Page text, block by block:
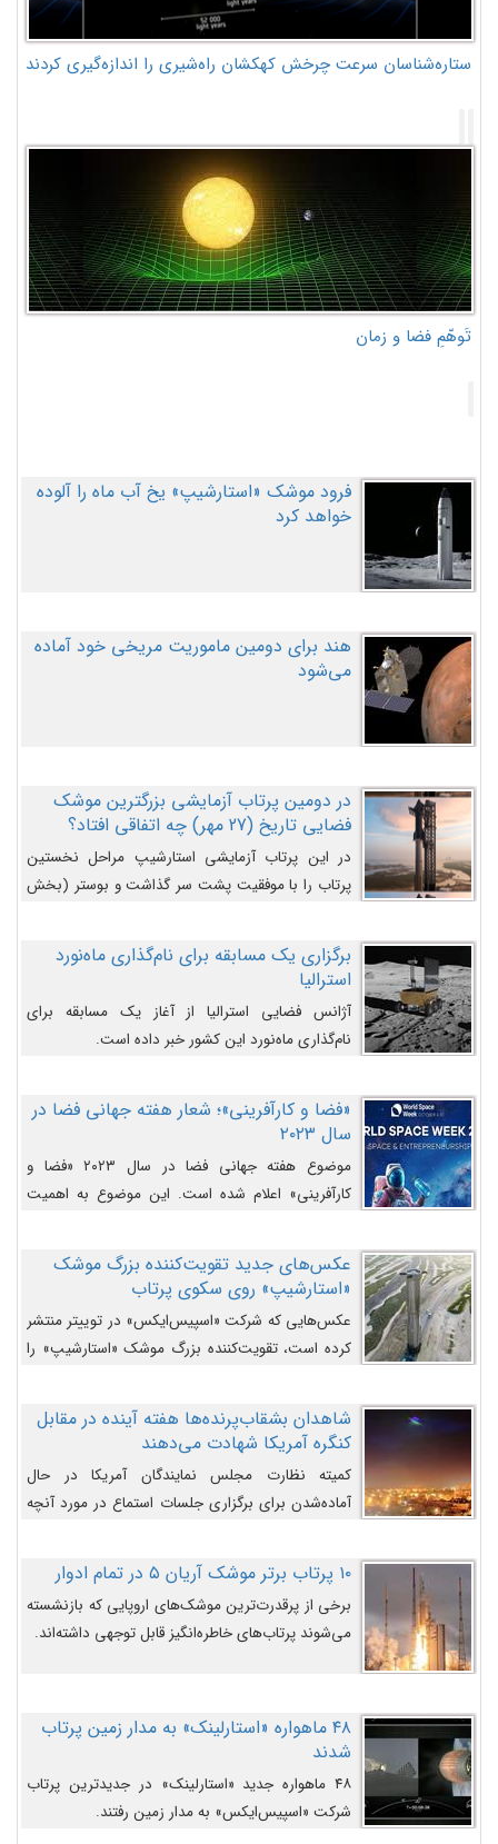
ستاره‌شناسان سرعت چرخش کهکشان راه‌شیری را اندازه‌گیری کردند
تَوهّمِ فضا و زمان
فرود موشک «استارشیپ» یخ آب ماه را آلوده
خواهد کرد
هند برای دومین ماموریت مریخی خود آماده
می‌شود
در دومین پرتاب آزمایشی بزرگترین موشک
فضایی تاریخ (27 مهر‌) چه اتفاقی افتاد؟
در این پرتاب آزمایشی استارشیپ مراحل نخستین
پرتاب را با موفقیت پشت سر گذاشت و بوستر (بخش
را وارد مسیر از پیش تعیین‌شده کند و سپس با یک
مکانیزم جدید با موفقیت از آن جدا شود. ‌
برگزاری یک مسابقه برای نام‌گذاری ماه‌نورد
استرالیا
آژانس فضایی استرالیا از آغاز یک مسابقه برای
نام‌گذاری ماه‌نورد این کشور خبر داده است.
«فضا و کارآفرینی»؛ شعار هفته جهانی فضا در
سال ۲۰۲۳
موضوع هفته جهانی فضا در سال ۲۰۲۳ «فضا و
کارآفرینی» اعلام شده است. این موضوع به اهمیت
روزافزون کارآفرینی در حوزه فضایی و مزایای جدیدی که
کارآفرینان این حوزه ایجاد می‌کنند، می‌پردازد.
عکس‌های جدید تقویت‌کننده بزرگ موشک
«استارشیپ» روی سکوی پرتاب
عکس‌هایی که شرکت «اسپیس‌ایکس» در توییتر منتشر
کرده است، تقویت‌کننده بزرگ موشک «استارشیپ» را
شاهدان بشقاب‌پرنده‌ها هفته آینده در مقابل
کنگره آمریکا شهادت می‌دهند
کمیته نظارت مجلس نمایندگان آمریکا در حال
آماده‌شدن برای برگزاری جلسات استماع در مورد آنچه
می‌دانند، است و قرار است افشاگران یوفوها هفته آینده
در مقابل آنها شهادت دهند.۱۰ پرتاب برتر موشک آریان ۵ در تمام ادوار
برخی از پرقدرت‌ترین موشک‌های اروپایی که بازنشسته
می‌شوند پرتاب‌های خاطره‌انگیز قابل توجهی داشته‌اند.
۴۸ ماهواره «استارلینک» به مدار زمین پرتاب
شدند
۴۸ ماهواره جدید «استارلینک» در جدیدترین پرتاب
شرکت «اسپیس‌ایکس» به مدار زمین رفتند.